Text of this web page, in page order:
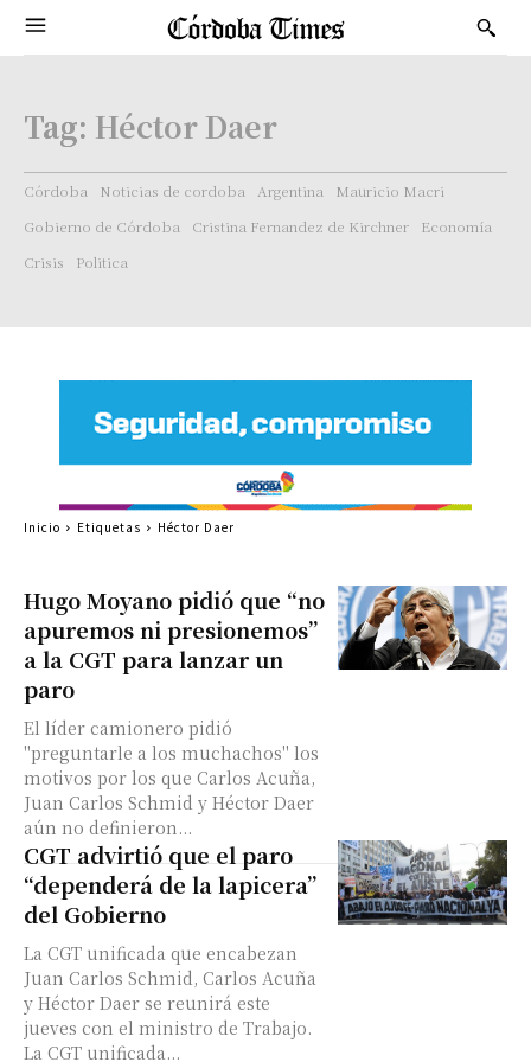
Tag: Héctor Daer
Córdoba Noticias de cordoba Argentina
Mauricio Macri
Gobierno de Córdoba
Cristina Fernandez de Kirchner
Economía
Crisis
Politica
Hugo Moyano pidió que “no
apuremos ni presionemos”
a la CGT para lanzar un
paro
El líder camionero pidió
"preguntarle a los muchachos" los
motivos por los que Carlos Acuña,
Juan Carlos Schmid y Héctor Daer
aún no definieron...
CGT advirtió que el paro
“dependerá de la lapicera”
del Gobierno
La CGT unificada que encabezan
Juan Carlos Schmid, Carlos Acuña
y Héctor Daer se reunirá este
jueves con el ministro de Trabajo.
La CGT unificada...
Inicio Etiquetas Héctor Daer